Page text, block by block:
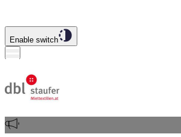
Enable switch